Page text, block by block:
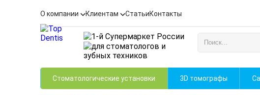
О компании Клиентам СтатьиКонтакты
Стоматологические установки 3D томографы